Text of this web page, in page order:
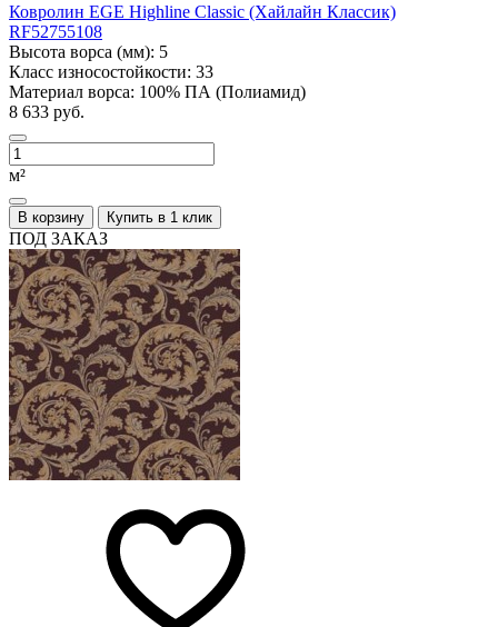
Ковролин EGE Highline Classic (Хайлайн Классик)
RF52755108
Высота ворса (мм): 5
Класс износостойкости: 33
Материал ворса: 100% ПА (Полиамид)
8 633 руб.
м²
В корзину Купить в 1 клик
ПОД ЗАКАЗ